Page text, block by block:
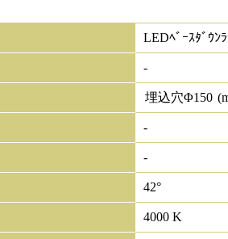
LEDﾍﾞｰｽﾀﾞｳﾝ
-
埋込穴Φ150
-
-
42°
4000 K